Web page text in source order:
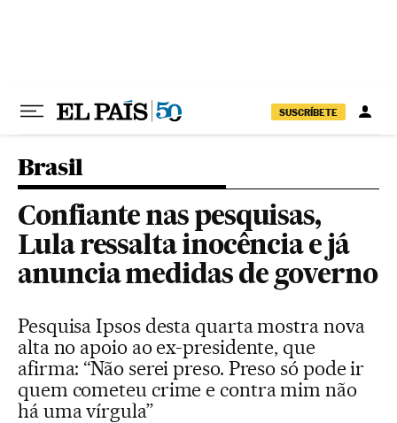
SUSCRÍBETE
Brasil
Confiante nas pesquisas,
Lula ressalta inocência e já
anuncia medidas de governo
Pesquisa Ipsos desta quarta mostra nova
alta no apoio ao ex-presidente, que
afirma: “Não serei preso. Preso só pode ir
quem cometeu crime e contra mim não
há uma vírgula”